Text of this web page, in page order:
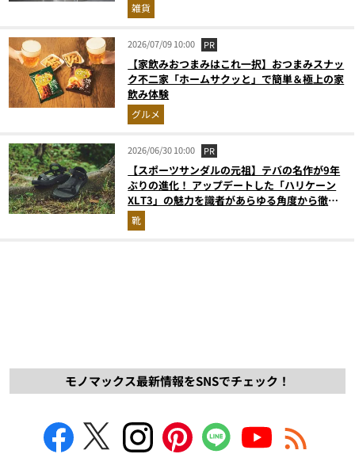
雑貨
2026/07/09 10:00 PR
【家飲みおつまみはこれ一択】おつまみスナッ
ク不二家「ホームサクッと」で簡単＆極上の家
飲み体験
グルメ
2026/06/30 10:00 PR
【スポーツサンダルの元祖】テバの名作が9年
ぶりの進化！ アップデートした「ハリケーン
XLT3」の魅力を識者があらゆる角度から徹底
解説！
靴
モノマックス最新情報をSNSでチェック！